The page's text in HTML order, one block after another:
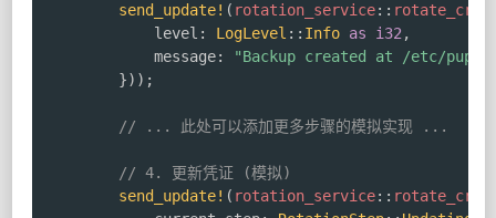
send_update! ( rotation_service::
            level
: LogLevel :: Info as i32,
            message
:
"Backup created at /etc/
}) ) ;
// ... 此处可以添加更多步骤的模拟实现 ...
// 4. 更新凭证 (模拟)
send_update! ( rotation_service::